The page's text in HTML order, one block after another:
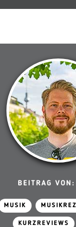
BEITRAG
MUSIK
KURZREVIEWS